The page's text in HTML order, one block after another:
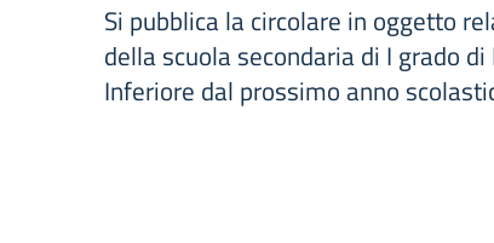
Si pubblica la circolare in oggetto
della scuola secondaria di I grado
Inferiore dal prossimo anno